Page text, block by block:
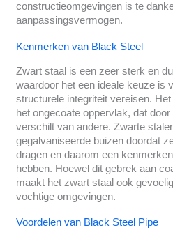
constructieomgevingen is te
aanpassingsvermogen.
Kenmerken van Black Steel
Zwart staal is een zeer sterk en
waardoor het een ideale keuze is
structurele integriteit vereisen.
het ongecoate oppervlak, dat
verschilt van andere. Zwarte
gegalvaniseerde buizen doordat
dragen en daarom een
hebben. Hoewel dit gebrek aan
maakt het zwart staal ook
vochtige omgevingen.
Voordelen van Black Steel Pipe